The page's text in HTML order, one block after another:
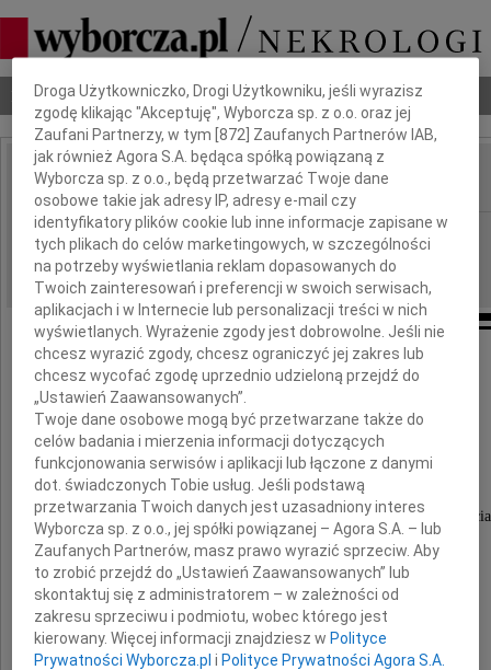
Nekrologi Odeszli Poradnik pogrzebowy
IMIĘ I NAZWISKO:
REGION: Szczecin
DATA EMISJI: 17.02.2011
Naszemu Koledze
Zbigniewowi Matkowskiemu
wyrazy głębokiego współczucia i słowa wsparcia
z powodu śmierci
Ojca
Dbamy o Twoją prywatność
Droga Użytkowniczko, Drogi Użytkowniku, jeśli wyrazisz
zgodę klikając "Akceptuję", Wyborcza sp. z o.o. oraz jej
Zaufani Partnerzy, w tym [872] Zaufanych Partnerów IAB,
jak również Agora S.A. będąca spółką powiązaną z
Wyborcza sp. z o.o., będą przetwarzać Twoje dane
osobowe takie jak adresy IP, adresy e-mail czy
identyfikatory plików cookie lub inne informacje zapisane w
tych plikach do celów marketingowych, w szczególności
na potrzeby wyświetlania reklam dopasowanych do
Twoich zainteresowań i preferencji w swoich serwisach,
aplikacjach i w Internecie lub personalizacji treści w nich
wyświetlanych. Wyrażenie zgody jest dobrowolne. Jeśli nie
chcesz wyrazić zgody, chcesz ograniczyć jej zakres lub
chcesz wycofać zgodę uprzednio udzieloną przejdź do
„Ustawień Zaawansowanych”.
Twoje dane osobowe mogą być przetwarzane także do
celów badania i mierzenia informacji dotyczących
funkcjonowania serwisów i aplikacji lub łączone z danymi
dot. świadczonych Tobie usług. Jeśli podstawą
przetwarzania Twoich danych jest uzasadniony interes
Wyborcza sp. z o.o., jej spółki powiązanej – Agora S.A. – lub
Zaufanych Partnerów, masz prawo wyrazić sprzeciw. Aby
to zrobić przejdź do „Ustawień Zaawansowanych” lub
skontaktuj się z administratorem – w zależności od
zakresu sprzeciwu i podmiotu, wobec którego jest
kierowany. Więcej informacji znajdziesz wPolityce
Prywatności Wyborcza.pl iPolityce Prywatności Agora S.A.